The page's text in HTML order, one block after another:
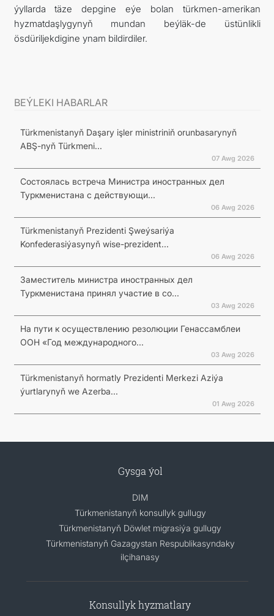
ýyllarda täze depgine eýe bolan türkmen-amerikan
hyzmatdaşlygynyň mundan beýläk-de üstünlikli
ösdüriljekdigine ynam bildirdiler.
BEÝLEKI HABARLAR
Türkmenistanyň Daşary işler ministriniň orunbasarynyň
ABŞ-nyň Türkmeni...
07 Awg 2026
Состоялась встреча Министра иностранных дел
Туркменистана с действующи...
06 Awg 2026
Türkmenistanyň Prezidenti Şweýsariýa
Konfederasiýasynyň wise-prezident...
06 Awg 2026
Заместитель министра иностранных дел
Туркменистана принял участие в со...
03 Awg 2026
На пути к осуществлению резолюции Генассамблеи
ООН «Год международного...
03 Awg 2026
Türkmenistanyň hormatly Prezidenti Merkezi Aziýa
ýurtlarynyň we Azerba...
01 Awg 2026
Gysga ýol
DIM
Türkmenistanyň konsullyk gullugy
Türkmenistanyň Döwlet migrasiýa gullugy
Türkmenistanyň Gazagystan Respublikasyndaky
ilçihanasy
Konsullyk hyzmatlary